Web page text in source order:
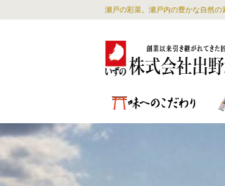
瀬戸の彩菜。瀬戸内の豊かな自然の